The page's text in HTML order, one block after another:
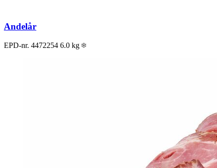
Andelår
EPD-nr. 4472254 6.0 kg